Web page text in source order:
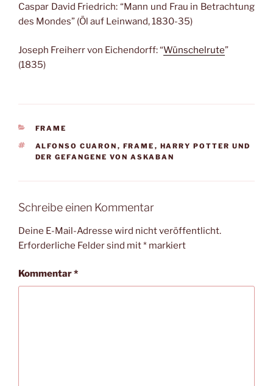
Caspar David Friedrich: “Mann und Frau in Betrachtung
des Mondes” (Öl auf Leinwand, 1830-35)
Joseph Freiherr von Eichendorff: “Wünschelrute”
(1835)
KATEGORIEN
FRAME
SCHLAGWÖRTER
ALFONSO CUARON , FRAME , HARRY POTTER UND
DER GEFANGENE VON ASKABAN
Schreibe einen Kommentar
Deine E-Mail-Adresse wird nicht veröffentlicht.
Erforderliche Felder sind mit* markiert
Kommentar*